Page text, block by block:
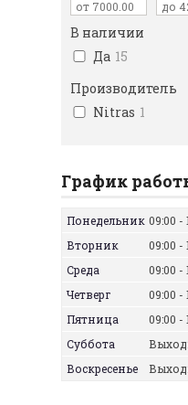
В наличии
Да 15
Производитель
Nitras 1
График
Понедельник 09:00
Вторник
09:00
Среда
09:00
Четверг
09:00
Пятница
09:00
Суббота
Воскресенье